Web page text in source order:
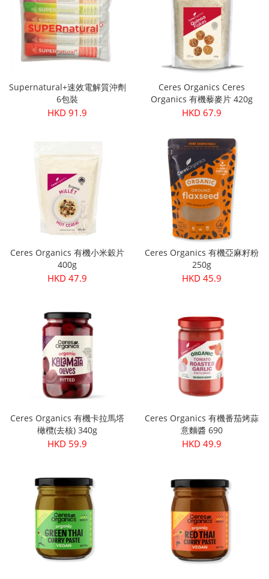
Supernatural+速效電解質沖劑
6包裝
HKD 91.9
Ceres Organics Ceres
Organics 有機藜麥片 420g
HKD 67.9
Ceres Organics 有機小米穀片
400g
HKD 47.9
Ceres Organics 有機亞麻籽粉
250g
HKD 45.9
Ceres Organics 有機卡拉馬塔
橄欖(去核) 340g
HKD 59.9
Ceres Organics 有機番茄烤蒜
意麵醬 690
HKD 49.9